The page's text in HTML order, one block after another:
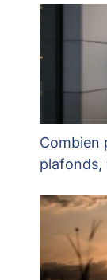
Combien
plafonds,